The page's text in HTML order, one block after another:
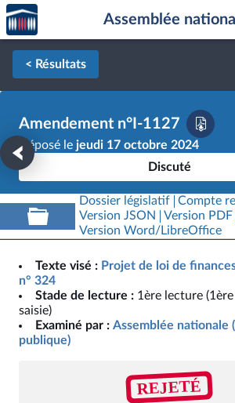
Aller au contenu
Aller en bas de la page
Accèder
à la
page
d'accueil
Assemblée
< Résultats
Amendement n°I-1127
Déposé le jeudi 17 octobre 2024
Discuté
Dossier législatif Compte
Version JSON
Version PDF
Version Word/LibreOffice
Texte visé : Projet de loi de
n° 324
Stade de lecture : 1ère lecture
saisie)
Examiné par : Assemblée nationale
publique)
REJETÉ